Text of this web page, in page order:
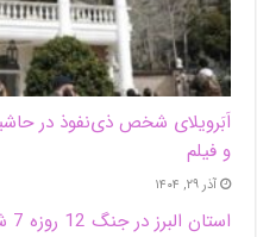
اَبَر‌ویلای شخص ذی‌نفوذ در
و فیلم
آذر ۲۹, ۱۴۰۴
استان البرز در جنگ 12 روزه 7 شهید دانشجو تقدیم انقلاب کرد